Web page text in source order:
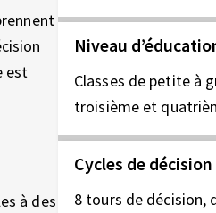
est
à des
Niveau
Classes de petite à
troisième et
Cycles de décision
8 tours de décision,